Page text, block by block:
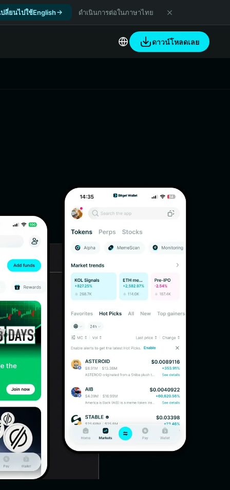
ปลี่ยนไปใช้English ดำเนินการต่อในภาษาไทย
ดาวน์โหลดเลย